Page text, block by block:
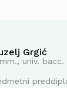
Grgić
univ. bacc.